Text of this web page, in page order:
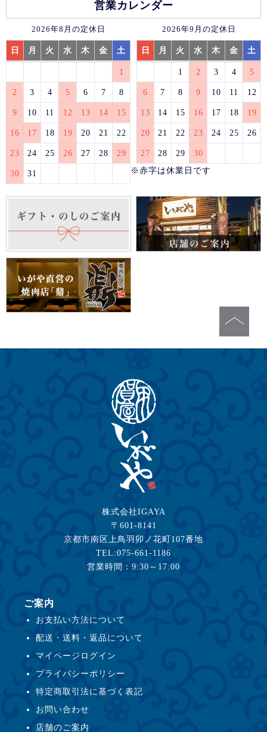
営業カレンダー
2026年8月の定休日
日 月 火 水 木 金 土
1
2 3 4 5 6 7 8
9 10 11 12 13 14 15
16 17 18 19 20 21 22
23 24 25 26 27 28 29
30 31
2026年9月の定休日
日 月 火 水 木 金 土
1 2 3 4 5
6 7 8 9 10 11 12
13 14 15 16 17 18 19
20 21 22 23 24 25 26
27 28 29
30
※赤字は休業日です
株式会社IGAYA
〒601-8141
京都市南区上鳥羽卯ノ花町107番地
TEL:075-661-1186
営業時間：9:30～17:00
ご案内
お支払い方法について
配送・送料・返品について
マイページログイン
プライバシーポリシー
特定商取引法に基づく表記
お問い合わせ
店舗のご案内